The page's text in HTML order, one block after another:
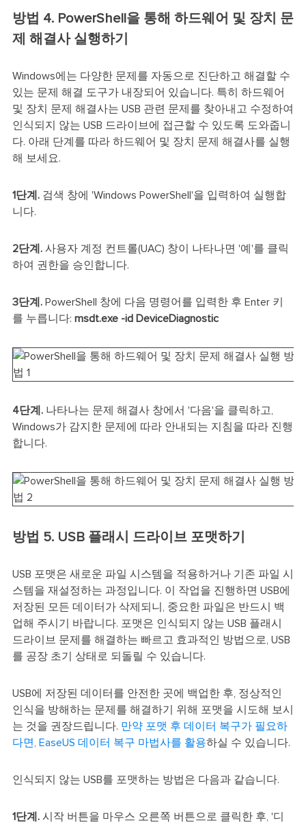
방법 4. PowerShell을 통해 하드웨어 및 장치 문
제 해결사 실행하기
Windows에는 다양한 문제를 자동으로 진단하고 해결할 수
있는 문제 해결 도구가 내장되어 있습니다. 특히 하드웨어
및 장치 문제 해결사는 USB 관련 문제를 찾아내고 수정하여
인식되지 않는 USB 드라이브에 접근할 수 있도록 도와줍니
다. 아래 단계를 따라 하드웨어 및 장치 문제 해결사를 실행
해 보세요.
1단계.검색 창에 'Windows PowerShell'을 입력하여 실행합
니다.
2단계.사용자 계정 컨트롤(UAC) 창이 나타나면 '예'를 클릭
하여 권한을 승인합니다.
3단계.PowerShell 창에 다음 명령어를 입력한 후 Enter 키
를 누릅니다: msdt.exe -id DeviceDiagnostic
4단계.나타나는 문제 해결사 창에서 '다음'을 클릭하고,
Windows가 감지한 문제에 따라 안내되는 지침을 따라 진행
합니다.
방법 5. USB 플래시 드라이브 포맷하기
USB 포맷은 새로운 파일 시스템을 적용하거나 기존 파일 시
스템을 재설정하는 과정입니다. 이 작업을 진행하면 USB에
저장된 모든 데이터가 삭제되니, 중요한 파일은 반드시 백
업해 주시기 바랍니다. 포맷은 인식되지 않는 USB 플래시
드라이브 문제를 해결하는 빠르고 효과적인 방법으로, USB
를 공장 초기 상태로 되돌릴 수 있습니다.
USB에 저장된 데이터를 안전한 곳에 백업한 후, 정상적인
인식을 방해하는 문제를 해결하기 위해 포맷을 시도해 보시
는 것을 권장드립니다. 만약 포맷 후 데이터 복구가 필요하
다면, EaseUS 데이터 복구 마법사를 활용하실 수 있습니다.
인식되지 않는 USB를 포맷하는 방법은 다음과 같습니다.
1단계.시작 버튼을 마우스 오른쪽 버튼으로 클릭한 후, '디